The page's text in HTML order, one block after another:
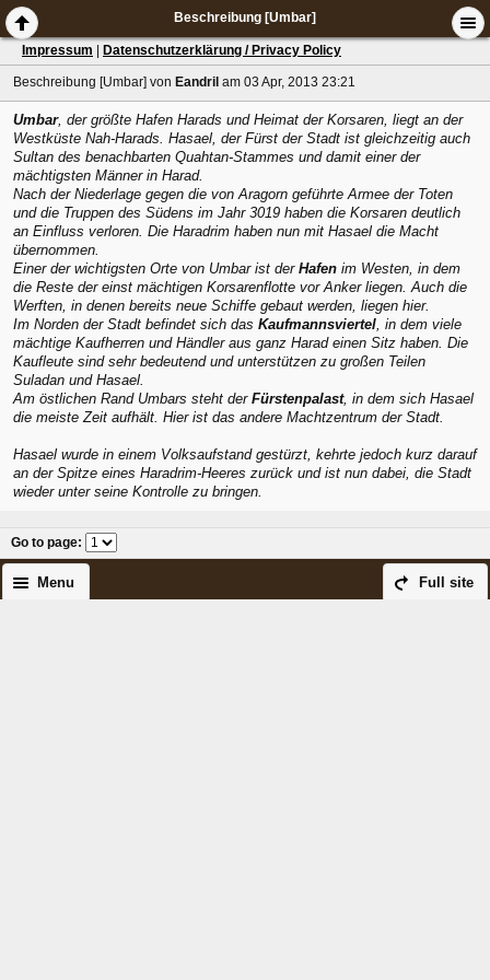
Beschreibung [Umbar]
Impressum Datenschutzerklärung / Privacy Policy
Beschreibung [Umbar] von Eandril am 03 Apr, 2013 23:21
Umbar, der größte Hafen Harads und Heimat der Korsaren, liegt an der
Westküste Nah-Harads. Hasael, der Fürst der Stadt ist gleichzeitig auch
Sultan des benachbarten Quahtan-Stammes und damit einer der
mächtigsten Männer in Harad.
Nach der Niederlage gegen die von Aragorn geführte Armee der Toten
und die Truppen des Südens im Jahr 3019 haben die Korsaren deutlich
an Einfluss verloren. Die Haradrim haben nun mit Hasael die Macht
übernommen.
Einer der wichtigsten Orte von Umbar ist der Hafen im Westen, in dem
die Reste der einst mächtigen Korsarenflotte vor Anker liegen. Auch die
Werften, in denen bereits neue Schiffe gebaut werden, liegen hier.
Im Norden der Stadt befindet sich das Kaufmannsviertel, in dem viele
mächtige Kaufherren und Händler aus ganz Harad einen Sitz haben. Die
Kaufleute sind sehr bedeutend und unterstützen zu großen Teilen
Suladan und Hasael.
Am östlichen Rand Umbars steht der Fürstenpalast, in dem sich Hasael
die meiste Zeit aufhält. Hier ist das andere Machtzentrum der Stadt.
Hasael wurde in einem Volksaufstand gestürzt, kehrte jedoch kurz darauf
an der Spitze eines Haradrim-Heeres zurück und ist nun dabei, die Stadt
wieder unter seine Kontrolle zu bringen.
Go to page:
Full site
Menu